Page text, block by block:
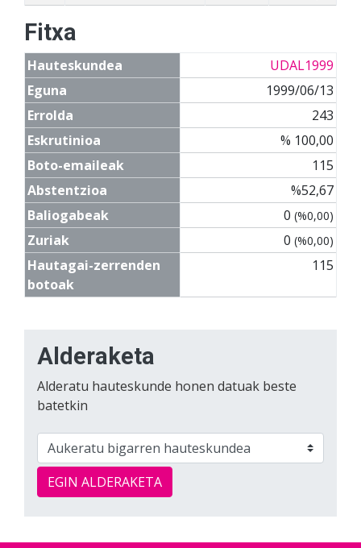
Fitxa
Hauteskundea
UDAL1999
Eguna
1999/06/13
Errolda
243
Eskrutinioa
% 100,00
Boto-emaileak
115
Abstentzioa
%52,67
Baliogabeak
0 (%0,00)
Zuriak 0 (%0,00)
Hautagai-zerrenden
botoak
115
Alderaketa
Alderatu hauteskunde honen datuak beste
batetkin
EGIN ALDERAKETA